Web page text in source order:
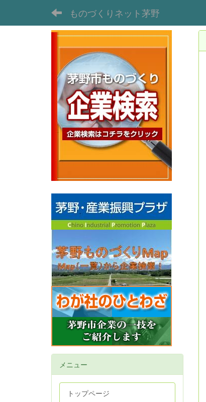
ものづくりネット茅野
メニュー
トップページ